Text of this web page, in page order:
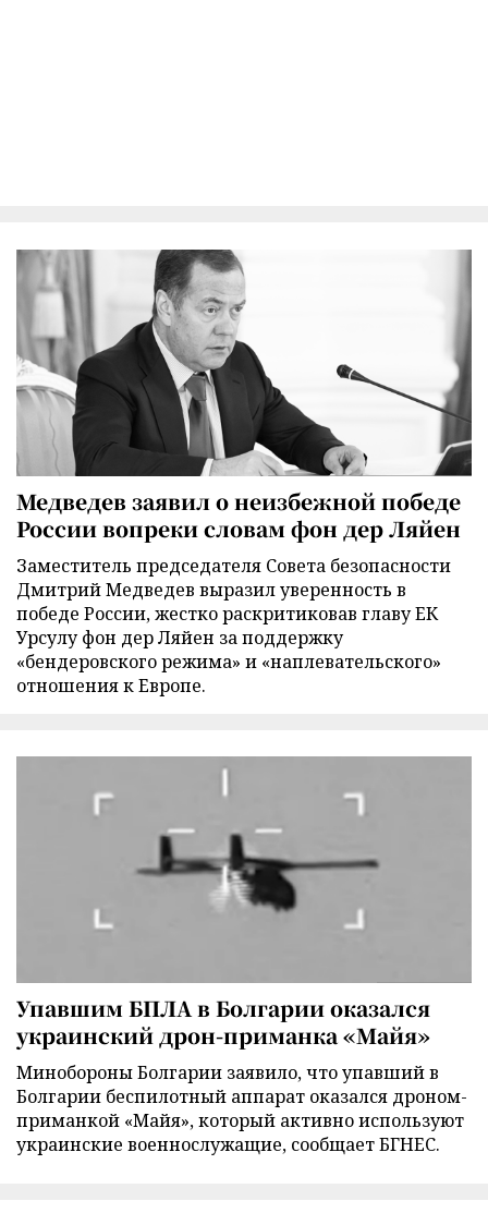
Медведев заявил о неизбежной победе
России вопреки словам фон дер Ляйен
Заместитель председателя Совета безопасности
Дмитрий Медведев выразил уверенность в
победе России, жестко раскритиковав главу ЕК
Урсулу фон дер Ляйен за поддержку
«бендеровского режима» и «наплевательского»
отношения к Европе.
Упавшим БПЛА в Болгарии оказался
украинский дрон-приманка «Майя»
Минобороны Болгарии заявило, что упавший в
Болгарии беспилотный аппарат оказался дроном-
приманкой «Майя», который активно используют
украинские военнослужащие, сообщает БГНЕС.